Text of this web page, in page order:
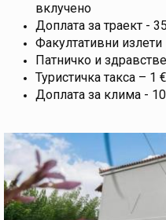
вклучено
Доплата за траект -
Факултативни излети
Патничко и
Туристичка такса – 1
Доплата за клима -